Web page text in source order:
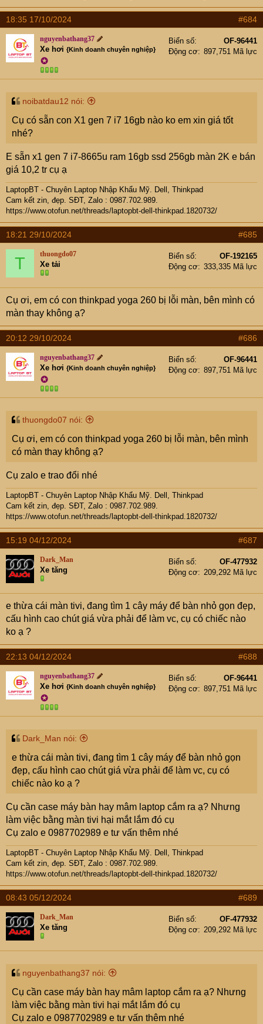
18:35 17/10/2024 #684
nguyenbathang37
Xe hơi {Kinh doanh chuyên nghiệp}
✪
Biển số
OF-96441
Động cơ
897,751 Mã lực
noibatdau12 nói:
Cụ có sẵn con X1 gen 7 i7 16gb nào ko em xin giá tốt
nhé?
E sẵn x1 gen 7 i7-8665u ram 16gb ssd 256gb màn 2K e bán
giá 10,2 tr cụ ạ
LaptopBT - Chuyên Laptop Nhập Khẩu Mỹ. Dell, Thinkpad
Cam kết zin, đẹp. SĐT, Zalo : 0987.702.989.
https://www.otofun.net/threads/laptopbt-dell-thinkpad.1820732/
18:21 29/10/2024 #685
T thuongdo07
Xe tải
Biển số
OF-192165
Động cơ
333,335 Mã lực
Cụ ơi, em có con thinkpad yoga 260 bị lỗi màn, bên mình có
màn thay không ạ?
20:12 29/10/2024 #686
nguyenbathang37
Xe hơi {Kinh doanh chuyên nghiệp}
✪
Biển số
OF-96441
Động cơ
897,751 Mã lực
thuongdo07 nói:
Cụ ơi, em có con thinkpad yoga 260 bị lỗi màn, bên mình
có màn thay không ạ?
Cụ zalo e trao đổi nhé
LaptopBT - Chuyên Laptop Nhập Khẩu Mỹ. Dell, Thinkpad
Cam kết zin, đẹp. SĐT, Zalo : 0987.702.989.
https://www.otofun.net/threads/laptopbt-dell-thinkpad.1820732/
15:19 04/12/2024 #687
Dark_Man
Xe tăng
Biển số
OF-477932
Động cơ
209,292 Mã lực
e thừa cái màn tivi, đang tìm 1 cây máy để bàn nhỏ gọn đẹp,
cấu hình cao chút giá vừa phải để làm vc, cụ có chiếc nào
ko ạ ?
22:13 04/12/2024 #688
nguyenbathang37
Xe hơi {Kinh doanh chuyên nghiệp}
✪
Biển số
OF-96441
Động cơ
897,751 Mã lực
Dark_Man nói:
e thừa cái màn tivi, đang tìm 1 cây máy để bàn nhỏ gọn
đẹp, cấu hình cao chút giá vừa phải để làm vc, cụ có
chiếc nào ko ạ ?
Cụ cần case máy bàn hay mâm laptop cắm ra ạ? Nhưng
làm việc bằng màn tivi hại mắt lắm đó cụ
Cụ zalo e 0987702989 e tư vấn thêm nhé
LaptopBT - Chuyên Laptop Nhập Khẩu Mỹ. Dell, Thinkpad
Cam kết zin, đẹp. SĐT, Zalo : 0987.702.989.
https://www.otofun.net/threads/laptopbt-dell-thinkpad.1820732/
08:43 05/12/2024 #689
Dark_Man
Xe tăng
Biển số
OF-477932
Động cơ
209,292 Mã lực
nguyenbathang37 nói:
Cụ cần case máy bàn hay mâm laptop cắm ra ạ? Nhưng
làm việc bằng màn tivi hại mắt lắm đó cụ
Cụ zalo e 0987702989 e tư vấn thêm nhé